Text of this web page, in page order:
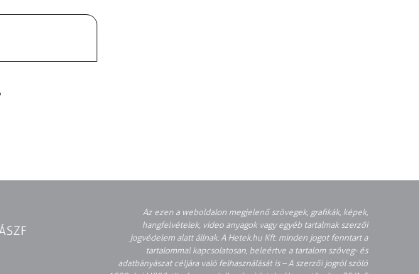
Az ezen a weboldalon megjelenő szövegek, grafikák, képek,
hangfelvételek, video anyagok vagy egyéb tartalmak szerzői
jogvédelem alatt állnak. A Hetek.hu Kft. minden jogot fenntart a
tartalommal kapcsolatosan, beleértve a tartalom szöveg- és
adatbányászat céljára való felhasználását is – A szerzői jogról szóló